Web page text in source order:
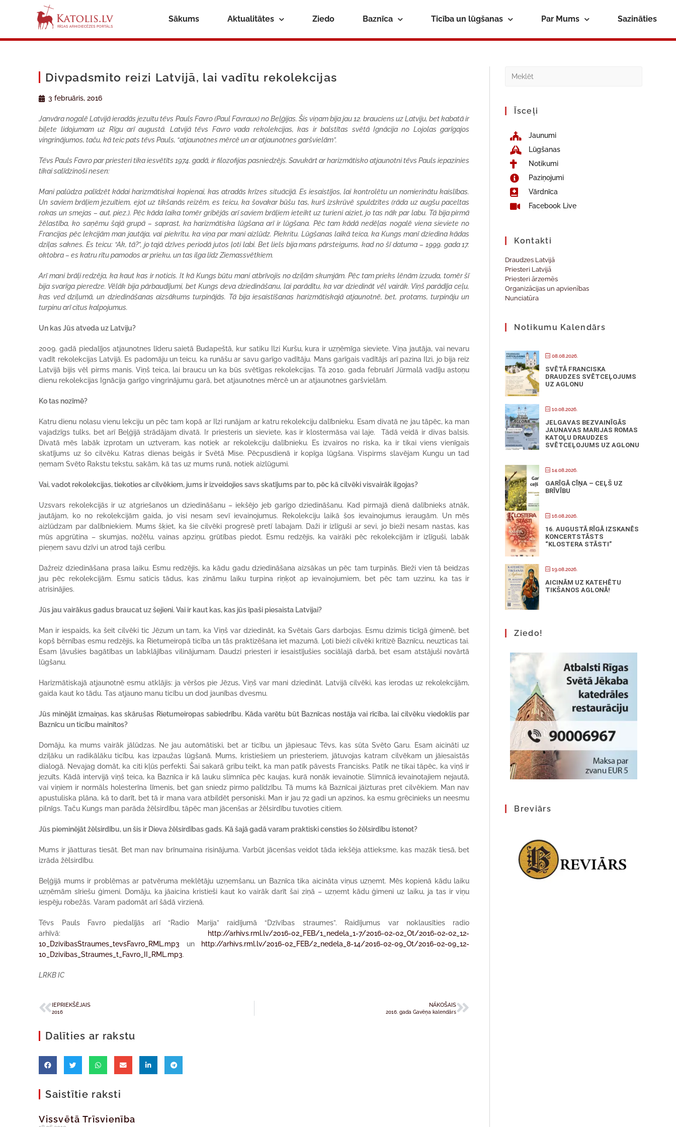
Sākums Aktualitātes Ziedo Baznīca Ticība un lūgšanas Par Mums Sazināties
Divpadsmito reizi Latvijā, lai vadītu rekolekcijas
3 februāris, 2016
Janvāra nogalē Latvijā ieradās jezuītu tēvs Pauls Favro (Paul Favraux) no Beļģijas. Šis viņam bija jau 12. brauciens uz Latviju, bet kabatā ir
biļete lidojumam uz Rīgu arī augustā. Latvijā tēvs Favro vada rekolekcijas, kas ir balstītas svētā Ignācija no Lojolas garīgajos
vingrinājumos, taču, kā teic pats tēvs Pauls, “atjaunotnes mērcē un ar atjaunotnes garšvielām”.
Tēvs Pauls Favro par priesteri tika iesvētīts 1974. gadā, ir filozofijas pasniedzējs. Savukārt ar harizmātisko atjaunotni tēvs Pauls iepazinies
tikai salīdzinoši nesen:
Mani palūdza palīdzēt kādai harizmātiskai kopienai, kas atradās krīzes situācijā. Es iesaistījos, lai kontrolētu un nomierinātu kaislības.
Un saviem brāļiem jezuītiem, ejot uz tikšanās reizēm, es teicu, ka šovakar būšu tas, kurš izskrūvē spuldzītes (rāda uz augšu paceltas
rokas un smejas – aut. piez.). Pēc kāda laika tomēr gribējās arī saviem brāļiem ieteikt uz turieni aiziet, jo tas nāk par labu. Tā bija pirmā
žēlastība, ko saņēmu šajā grupā – saprast, ka harizmātiska lūgšana arī ir lūgšana. Pēc tam kādā nedēļas nogalē viena sieviete no
Francijas pēc lekcijām man jautāja, vai piekrītu, ka viņa par mani aizlūdz. Piekritu. Lūgšanas laikā teica, ka Kungs manī dziedina kādas
dziļas saknes. Es teicu: “Ak, tā?”, jo tajā dzīves periodā jutos ļoti labi. Bet liels bija mans pārsteigums, kad no šī datuma – 1999. gada 17.
oktobra – es katru rītu pamodos ar prieku, un tas ilga līdz Ziemassvētkiem.
Arī mani brāļi redzēja, ka kaut kas ir noticis. It kā Kungs būtu mani atbrīvojis no dziļām skumjām. Pēc tam prieks lēnām izzuda, tomēr šī
bija svarīga pieredze. Vēlāk bija pārbaudījumi, bet Kungs deva dziedināšanu, lai parādītu, ka var dziedināt vēl vairāk. Viņš parādīja ceļu,
kas ved dziļumā, un dziedināšanas aizsākums turpinājās. Tā bija iesaistīšanas harizmātiskajā atjaunotnē, bet, protams, turpināju un
turpinu arī citus kalpojumus.
Un kas Jūs atveda uz Latviju?
2009. gadā piedalījos atjaunotnes līderu saietā Budapeštā, kur satiku Ilzi Kuršu, kura ir uzņēmīga sieviete. Viņa jautāja, vai nevaru
vadīt rekolekcijas Latvijā. Es padomāju un teicu, ka runāšu ar savu garīgo vadītāju. Mans garīgais vadītājs arī pazina Ilzi, jo bija reiz
Latvijā bijis vēl pirms manis. Viņš teica, lai braucu un ka būs svētīgas rekolekcijas. Tā 2010. gada februārī Jūrmalā vadīju astoņu
dienu rekolekcijas Ignācija garīgo vingrinājumu garā, bet atjaunotnes mērcē un ar atjaunotnes garšvielām.
Ko tas nozīmē?
Katru dienu nolasu vienu lekciju un pēc tam kopā ar Ilzi runājam ar katru rekolekciju dalībnieku. Esam divatā ne jau tāpēc, ka man
vajadzīgs tulks, bet arī Beļģijā strādājam divatā. Ir priesteris un sieviete, kas ir klostermāsa vai laje. Tādā veidā ir divas balsis.
Divatā mēs labāk izprotam un uztveram, kas notiek ar rekolekciju dalībnieku. Es izvairos no riska, ka ir tikai viens vienīgais
skatījums uz šo cilvēku. Katras dienas beigās ir Svētā Mise. Pēcpusdienā ir kopīga lūgšana. Vispirms slavējam Kungu un tad
ņemam Svēto Rakstu tekstu, sakām, kā tas uz mums runā, notiek aizlūgumi.
Vai, vadot rekolekcijas, tiekoties ar cilvēkiem, jums ir izveidojies savs skatījums par to, pēc kā cilvēki visvairāk ilgojas?
Uzsvars rekolekcijās ir uz atgriešanos un dziedināšanu – iekšējo jeb garīgo dziedināšanu. Kad pirmajā dienā dalībnieks atnāk,
jautājam, ko no rekolekcijām gaida, jo visi nesam sevī ievainojumus. Rekolekciju laikā šos ievainojumus ieraugām. Un mēs
aizlūdzam par dalībniekiem. Mums šķiet, ka šie cilvēki progresē pretī labajam. Daži ir izlīguši ar sevi, jo bieži nesam nastas, kas
mūs apgrūtina – skumjas, nožēlu, vainas apziņu, grūtības piedot. Esmu redzējis, ka vairāki pēc rekolekcijām ir izlīguši, labāk
pieņem savu dzīvi un atrod tajā cerību.
Dažreiz dziedināšana prasa laiku. Esmu redzējis, ka kādu gadu dziedināšana aizsākas un pēc tam turpinās. Bieži vien tā beidzas
jau pēc rekolekcijām. Esmu saticis tādus, kas zināmu laiku turpina riņķot ap ievainojumiem, bet pēc tam uzzinu, ka tas ir
atrisinājies.
Jūs jau vairākus gadus braucat uz šejieni. Vai ir kaut kas, kas jūs īpaši piesaista Latvijai?
Man ir iespaids, ka šeit cilvēki tic Jēzum un tam, ka Viņš var dziedināt, ka Svētais Gars darbojas. Esmu dzimis ticīgā ģimenē, bet
kopš bērnības esmu redzējis, ka Rietumeiropā ticība un tās praktizēšana iet mazumā. Ļoti bieži cilvēki kritizē Baznīcu, neuzticas tai.
Esam ļāvušies bagātības un labklājības vilinājumam. Daudzi priesteri ir iesaistījušies sociālajā darbā, bet esam atstājuši novārtā
lūgšanu.
Harizmātiskajā atjaunotnē esmu atklājis: ja vēršos pie Jēzus, Viņš var mani dziedināt. Latvijā cilvēki, kas ierodas uz rekolekcijām,
gaida kaut ko tādu. Tas atjauno manu ticību un dod jaunības dvesmu.
Jūs minējāt izmaiņas, kas skārušas Rietumeiropas sabiedrību. Kāda varētu būt Baznīcas nostāja vai rīcība, lai cilvēku viedoklis par
Baznīcu un ticību mainītos?
Domāju, ka mums vairāk jālūdzas. Ne jau automātiski, bet ar ticību, un jāpiesauc Tēvs, kas sūta Svēto Garu. Esam aicināti uz
dziļāku un radikālāku ticību, kas izpaužas lūgšanā. Mums, kristiešiem un priesteriem, jātuvojas katram cilvēkam un jāiesaistās
dialogā. Nevajag domāt, ka citi kļūs perfekti. Šai sakarā gribu teikt, ka man patīk pāvests Francisks. Patīk ne tikai tāpēc, ka viņš ir
jezuīts. Kādā intervijā viņš teica, ka Baznīca ir kā lauku slimnīca pēc kaujas, kurā nonāk ievainotie. Slimnīcā ievainotajiem nejautā,
vai viņiem ir normāls holesterīna līmenis, bet gan sniedz pirmo palīdzību. Tā mums kā Baznīcai jāizturas pret cilvēkiem. Man nav
apustuliska plāna, kā to darīt, bet tā ir mana vara atbildēt personiski. Man ir jau 72 gadi un apzinos, ka esmu grēcinieks un neesmu
pilnīgs. Taču Kungs man parāda žēlsirdību, tāpēc man jācenšas ar žēlsirdību tuvoties citiem.
Jūs pieminējāt žēlsirdību, un šis ir Dieva žēlsirdības gads. Kā šajā gadā varam praktiski censties šo žēlsirdību īstenot?
Mums ir jāatturas tiesāt. Bet man nav brīnumaina risinājuma. Varbūt jācenšas veidot tāda iekšēja attieksme, kas mazāk tiesā, bet
izrāda žēlsirdību.
Beļģijā mums ir problēmas ar patvēruma meklētāju uzņemšanu, un Baznīca tika aicināta viņus uzņemt. Mēs kopienā kādu laiku
uzņēmām sīriešu ģimeni. Domāju, ka jāaicina kristieši kaut ko vairāk darīt šai ziņā – uzņemt kādu ģimeni uz laiku, ja tas ir viņu
iespēju robežās. Varam padomāt arī šādā virzienā.
Tēvs Pauls Favro piedalījās arī “Radio Marija” raidījumā “Dzīvības straumes”. Raidījumus var noklausīties radio
arhīvā:
http://arhivs.rml.lv/2016-02_FEB/1_nedela_1-7/2016-02-02_Ot/2016-02-02_12-
10_DzivibasStraumes_tevsFavro_RML.mp3 un
http://arhivs.rml.lv/2016-02_FEB/2_nedela_8-14/2016-02-09_Ot/2016-02-09_12-
10_Dzivibas_Straumes_t_Favro_II_RML.mp3.
LRKB IC
IEPRIEKŠĒJAIS
2016
NĀKOŠAIS
2016. gada Gavēņa kalendārs
Dalīties ar rakstu
Saistītie raksti
Vissvētā Trīsvienība
Īsceļi
Jaunumi
Lūgšanas
Notikumi
Paziņojumi
Vārdnīca
Facebook Live
Kontakti
Draudzes Latvijā
Priesteri Latvijā
Priesteri ārzemēs
Organizācijas un apvienības
Nunciatūra
Notikumu Kalendārs
08.08.2026.
SVĒTĀ FRANCISKA
DRAUDZES SVĒTCEĻOJUMS
UZ AGLONU
10.08.2026.
JELGAVAS BEZVAINĪGĀS
JAUNAVAS MARIJAS ROMAS
KATOĻU DRAUDZES
SVĒTCEĻOJUMS UZ AGLONU
14.08.2026.
GARĪGĀ CĪŅA – CEĻŠ UZ
BRĪVĪBU
16.08.2026.
16. AUGUSTĀ RĪGĀ IZSKANĒS
KONCERTSTĀSTS
“KLOSTERA STĀSTI”
19.08.2026.
AICINĀM UZ KATEHĒTU
TIKŠANOS AGLONĀ!
Ziedo!
Breviārs